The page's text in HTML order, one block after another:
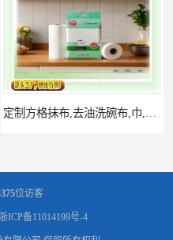
定制方格抹布,去油洗碗布,巾,卷布,厨房洗碗巾,印花抹布
位访客
ICP备11014199号-4